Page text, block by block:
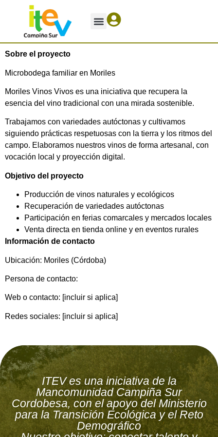
Sobre el proyecto
Microbodega familiar en Moriles
Moriles Vinos Vivos es una iniciativa que recupera la
esencia del vino tradicional con una mirada sostenible.
Trabajamos con variedades autóctonas y cultivamos
siguiendo prácticas respetuosas con la tierra y los ritmos del
campo. Elaboramos nuestros vinos de forma artesanal, con
vocación local y proyección digital.
Objetivo del proyecto
Producción de vinos naturales y ecológicos
Recuperación de variedades autóctonas
Participación en ferias comarcales y mercados locales
Venta directa en tienda online y en eventos rurales
Información de contacto
Ubicación: Moriles (Córdoba)
Persona de contacto:
Web o contacto: [incluir si aplica]
Redes sociales: [incluir si aplica]
ITEV es una iniciativa de la
Mancomunidad Campiña Sur
Cordobesa, con el apoyo del Ministerio
para la Transición Ecológica y el Reto
Demográfico